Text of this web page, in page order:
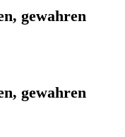
gewahren
gewahren